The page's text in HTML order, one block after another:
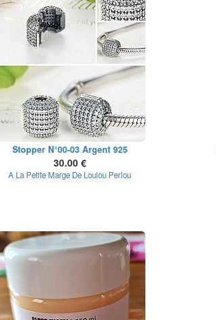
Stopper N°00-03 Argent 925
30.00 €
A La Petite Marge De Loulou Perlou